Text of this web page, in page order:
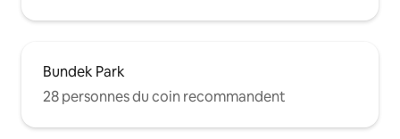
Bundek Park
28 personnes du coin recommandent